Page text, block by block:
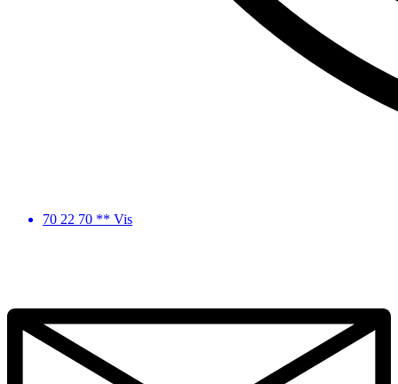
70 22 70 ** Vis